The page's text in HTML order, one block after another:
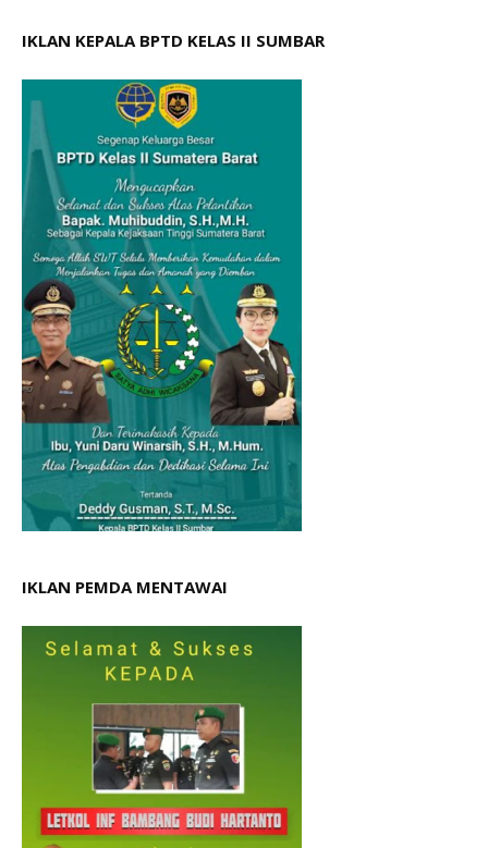
IKLAN KEPALA BPTD KELAS II SUMBAR
IKLAN PEMDA MENTAWAI